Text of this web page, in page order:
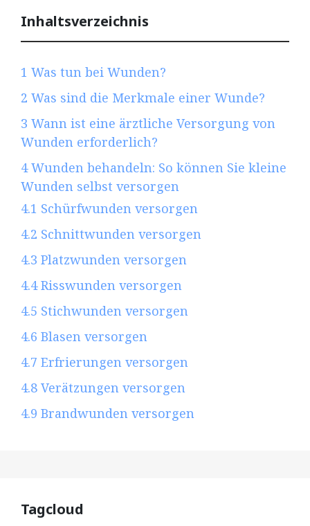
Inhaltsverzeichnis
1 Was tun bei Wunden?
2 Was sind die Merkmale einer Wunde?
3 Wann ist eine ärztliche Versorgung von
Wunden erforderlich?
4Wunden behandeln: So können Sie kleine
Wunden selbst versorgen
4.1 Schürfwunden versorgen
4.2 Schnittwunden versorgen
4.3 Platzwunden versorgen
4.4Risswunden versorgen
4.5 Stichwunden versorgen
4.6 Blasen versorgen
4.7 Erfrierungen versorgen
4.8 Verätzungen versorgen
4.9 Brandwunden versorgen
Tagcloud